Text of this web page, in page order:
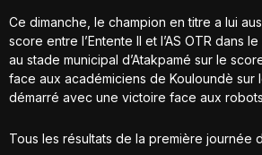
Ce dimanche, le champion en titre a lui
score entre l’Entente II et l’AS OTR dans
au stade municipal d’Atakpamé sur le
face aux académiciens de Kouloundè
démarré avec une victoire face aux
Tous les résultats de la première journée